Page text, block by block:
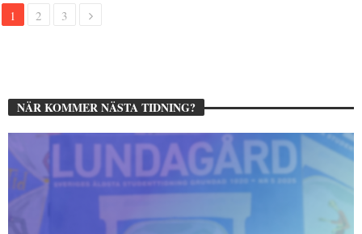
1 2 3
NÄR KOMMER NÄSTA TIDNING?